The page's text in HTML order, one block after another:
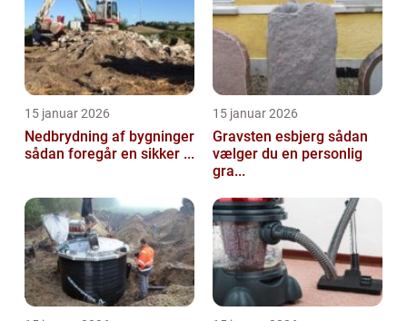
15 januar 2026
Nedbrydning af bygninger
sådan foregår en sikker ...
15 januar 2026
Gravsten esbjerg sådan
vælger du en personlig
gra...